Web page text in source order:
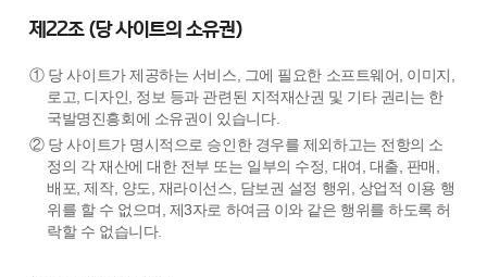
제22조 (당 사이트의 소유권)
① 당 사이트가 제공하는 서비스, 그에 필요한 소프트웨어, 이미지,
로고, 디자인, 정보 등과 관련된 지적재산권 및 기타 권리는 한
국발명진흥회에 소유권이 있습니다.
② 당 사이트가 명시적으로 승인한 경우를 제외하고는 전항의 소
정의 각 재산에 대한 전부 또는 일부의 수정, 대여, 대출, 판매,
배포, 제작, 양도, 재라이선스, 담보권 설정 행위, 상업적 이용 행
위를 할 수 없으며, 제3자로 하여금 이와 같은 행위를 하도록 허
락할 수 없습니다.